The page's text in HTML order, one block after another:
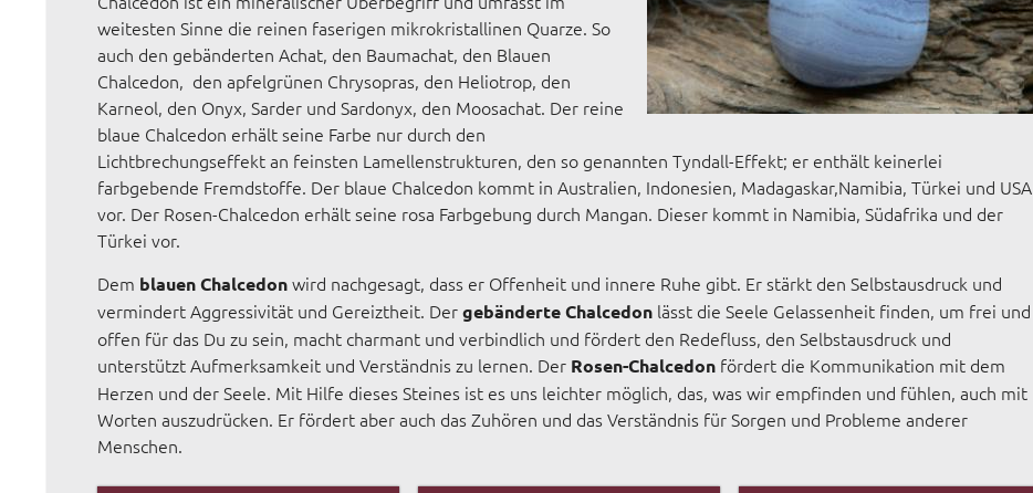
weitesten Sinne die reinen faserigen mikrokristallinen Quarze. So
auch den gebänderten Achat, den Baumachat, den Blauen
Chalcedon, den apfelgrünen Chrysopras, den Heliotrop, den
Karneol, den Onyx, Sarder und Sardonyx, den Moosachat. Der reine
blaue Chalcedon erhält seine Farbe nur durch den
Lichtbrechungseffekt an feinsten Lamellenstrukturen, den so genannten Tyndall-Effekt; er enthält keinerlei
farbgebende Fremdstoffe. Der blaue Chalcedon kommt in Australien, Indonesien, Madagaskar,Namibia, Türkei und USA
vor. Der Rosen-Chalcedon erhält seine rosa Farbgebung durch Mangan. Dieser kommt in Namibia, Südafrika und der
Türkei vor.
Dem blauen Chalcedonwird nachgesagt, dass er Offenheit und innere Ruhe gibt. Er stärkt den Selbstausdruck und
vermindert Aggressivität und Gereiztheit. Dergebänderte Chalcedon lässt die Seele Gelassenheit finden, um frei und
offen für das Du zu sein, macht charmant und verbindlich und fördert den Redefluss, den Selbstausdruck und
unterstützt Aufmerksamkeit und Verständnis zu lernen. Der Rosen-Chalcedon fördert die Kommunikation mit dem
Herzen und der Seele. Mit Hilfe dieses Steines ist es uns leichter möglich, das, was wir empfinden und fühlen, auch mit
Worten auszudrücken. Er fördert aber auch das Zuhören und das Verständnis für Sorgen und Probleme anderer
Menschen.